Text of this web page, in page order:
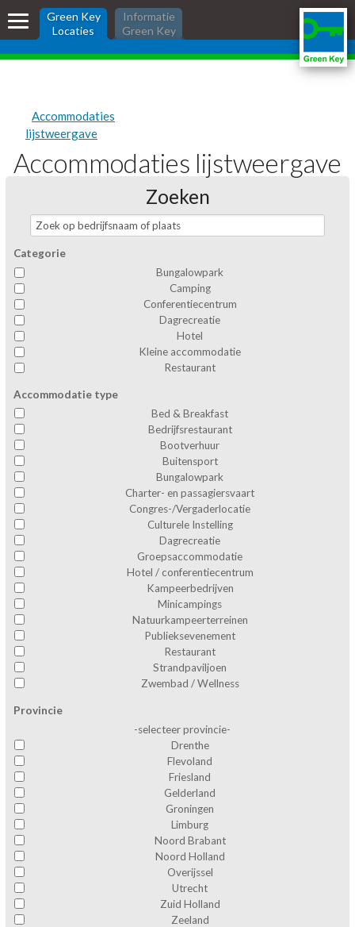
links
Jump
to
Jump
to
navigation
Accommodaties
lijstweergave
Accommodaties lijstweergave
Zoeken
Categorie
Bungalowpark
Camping
Conferentiecentrum
Dagrecreatie
Hotel
Kleine accommodatie
Restaurant
Accommodatie type
Bed & Breakfast
Bedrijfsrestaurant
Bootverhuur
Buitensport
Bungalowpark
Charter- en passagiersvaart
Congres-/Vergaderlocatie
Culturele Instelling
Dagrecreatie
Groepsaccommodatie
Hotel / conferentiecentrum
Kampeerbedrijven
Minicampings
Natuurkampeerterreinen
Publieksevenement
Restaurant
Strandpaviljoen
Zwembad / Wellness
Provincie
-selecteer provincie-
Drenthe
Flevoland
Friesland
Gelderland
Groningen
Limburg
Noord Brabant
Noord Holland
Overijssel
Utrecht
Zuid Holland
Zeeland
Green Key
Locaties
Informatie
Green Key
Green Key
Locaties
Herkenbaarheid
Hotel boeken?
inloggen